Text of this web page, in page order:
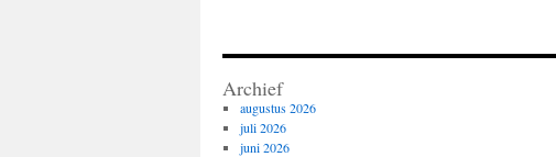
Archief
augustus 2026
juli 2026
juni 2026